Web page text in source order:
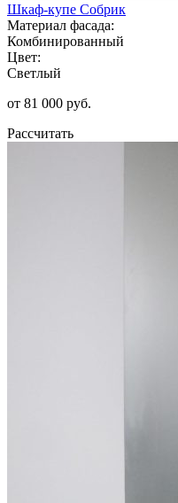
Шкаф-купе Собрик
Материал фасада:
Комбинированный
Цвет:
Светлый
от 81 000 руб.
Рассчитать